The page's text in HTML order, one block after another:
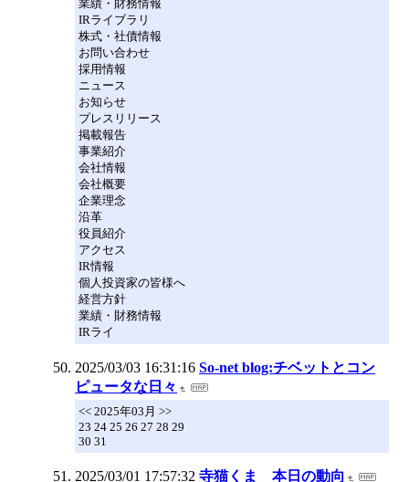
業績・財務情報
IRライブラリ
株式・社債情報
お問い合わせ
採用情報
ニュース
お知らせ
プレスリリース
掲載報告
事業紹介
会社情報
会社概要
企業理念
沿革
役員紹介
アクセス
IR情報
個人投資家の皆様へ
経営方針
業績・財務情報
IRライ
2025/03/03 16:31:16 So-net blog:チベットとコン
ピュータな日々
<< 2025年03月 >>
23 24 25 26 27 28 29
30 31
2025/03/01 17:57:32 寺猫くま 本日の動向